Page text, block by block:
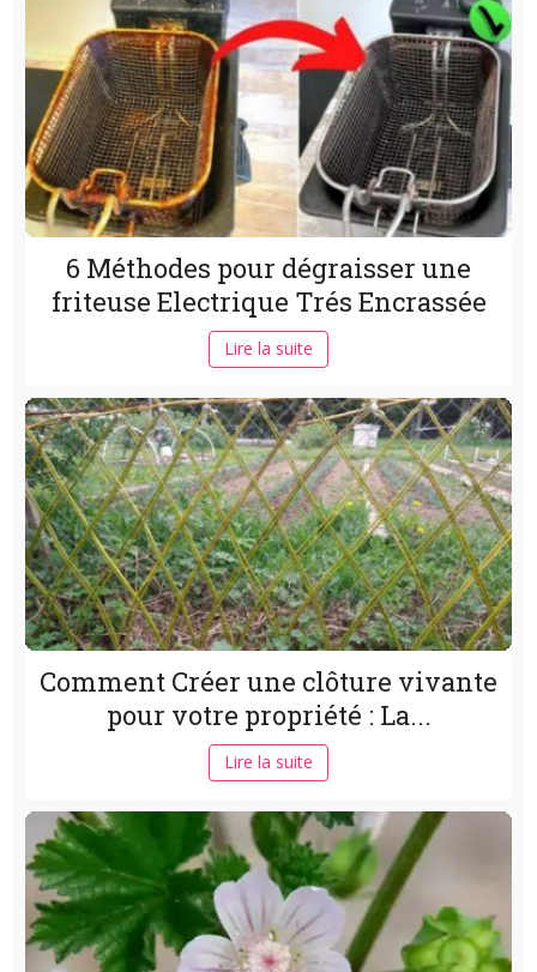
6 Méthodes pour dégraisser une
friteuse Electrique Trés Encrassée
Lire la suite
Comment Créer une clôture vivante
pour votre propriété : La...
Lire la suite